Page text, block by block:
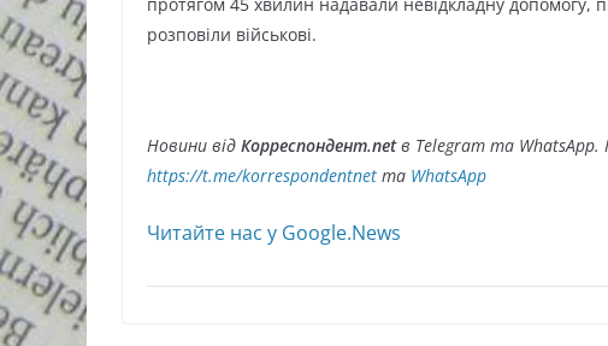
розповіли військові.
Новини від Корреспондент.netв Telegram та WhatsApp.
https://t.me/korrespondentnet та WhatsApp
Читайте нас у Google.News